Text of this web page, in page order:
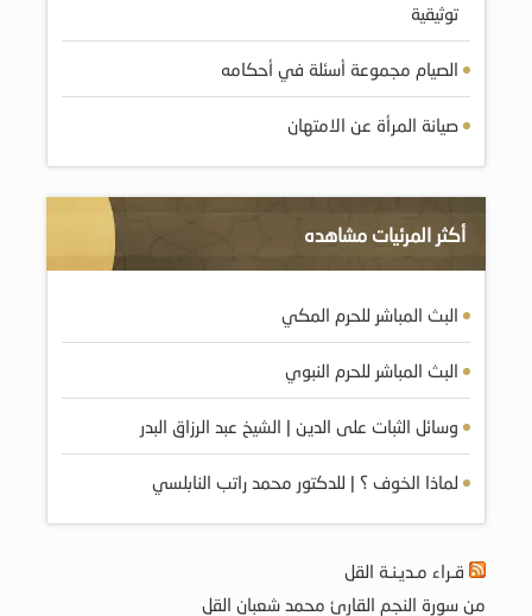
توثيقية
الصيام مجموعة أسئلة في أحكامه
صيانة المرأة عن الامتهان
أكثر المرئيات مشاهده
البث المباشر للحرم المكي
البث المباشر للحرم النبوي
وسائل الثبات على الدين | الشيخ عبد الرزاق البدر
لماذا الخوف ؟ | للدكتور محمد راتب النابلسي
قـراء مـديـنـة القل
من سورة النجم القارئ محمد شعبان القل